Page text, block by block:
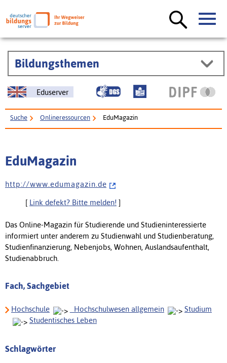
Bildungsthemen
Eduserver
Suche Onlineressourcen EduMagazin
EduMagazin
h t t p : / / w w w . e d u m a g a z i n . d e
[ Link defekt? Bitte melden! ]
Das Online-Magazin für Studierende und Studieninteressierte
informiert unter anderem zu Studienwahl und Studienberatung,
Studienfinanzierung, Nebenjobs, Wohnen, Auslandsaufenthalt,
Studienabbruch.
Fach, Sachgebiet
Hochschule _Hochschulwesen allgemein
Studium
Studentisches Leben
Schlagwörter